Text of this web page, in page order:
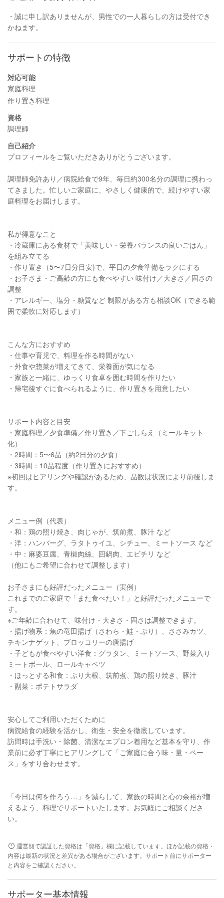
・誠に申し訳ありませんが、男性での一人暮らしの方は受付でき
かねます。
サポートの特徴
対応可能
家庭料理
作り置き料理
資格
調理師
自己紹介
プロフィールをご覧いただきありがとうございます。
調理師免許あり／病院給食で9年、毎日約300名分の調理に携わっ
てきました。忙しいご家庭に、やさしく健康的で、続けやすい家
庭料理をお届けします。
私が得意なこと
・冷蔵庫にある食材で「美味しい・栄養バランスの良いごはん」
を組み立てる
・作り置き（5〜7日分目安)で、平日の夕食準備をラクにする
・お子さま・ご高齢の方にも食べやすい 味付け／大きさ／固さの
調整
・アレルギー、塩分・糖質など 制限がある方も相談OK（できる範
囲で柔軟に対応します）
こんな方におすすめ
・仕事や育児で、料理を作る時間がない
・外食や惣菜が増えてきて、栄養面が気になる
・家族と一緒に、ゆっくり食卓を囲む時間を作りたい
・帰宅後すぐに食べられるように、作り置きを用意したい
サポート内容と目安
・家庭料理／夕食準備／作り置き／下ごしらえ（ミールキット
化）
・2時間：5〜6品（約2日分の夕食）
・3時間：10品程度（作り置きにおすすめ）
※初回はヒアリングや確認があるため、品数は状況により前後しま
す。
メニュー例（代表）
・和：鶏の照り焼き、肉じゃが、筑前煮、豚汁 など
・洋：ハンバーグ、ラタトゥイユ、シチュー、ミートソース など
・中：麻婆豆腐、青椒肉絲、回鍋肉、エビチリ など
（他にもご希望に合わせて調整します）
お子さまにも好評だったメニュー（実例）
これまでのご家庭で「また食べたい！」と好評だったメニューで
す。
※ご年齢に合わせて、味付け・大きさ・固さは調整できます。
・揚げ物系：魚の竜田揚げ（さわら・鮭・ぶり）、ささみカツ、
チキンナゲット、ブロッコリーの唐揚げ
・子どもが食べやすい洋食：グラタン、ミートソース、野菜入り
ミートボール、ロールキャベツ
・ほっとする和食：ぶり大根、筑前煮、鶏の照り焼き、豚汁
・副菜：ポテトサラダ
安心してご利用いただくために
病院給食の経験を活かし、衛生・安全を徹底しています。
訪問時は手洗い・除菌、清潔なエプロン着用など基本を守り、作
業前に必ず丁寧にヒアリングして「ご家庭に合う味・量・ペー
ス」をすり合わせます。
「今日は何を作ろう…」を減らして、家族の時間と心の余裕が増
えるよう、料理でサポートいたします。お気軽にご相談くださ
い。
運営側で認証した資格は「資格」欄に記載しています。ほか記載の資格・
内容は最新の状況と差異がある場合がございます。サポート前にサポーター
と内容をご確認ください。
サポーター基本情報